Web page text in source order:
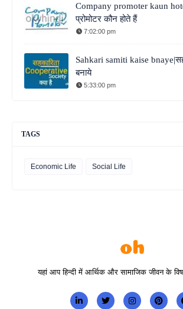
Company promoter kaun
प्रोमोटर कौन होते हैं
7:02:00 pm
Sahkari samiti kaise
बनाये
5:33:00 pm
TAGS
Economic Life Social Life
यहां आप हिन्दी में आर्थिक और सामाजिक जीवन के